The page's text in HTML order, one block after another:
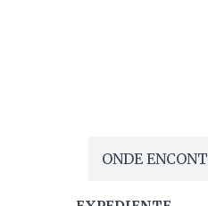
ONDE